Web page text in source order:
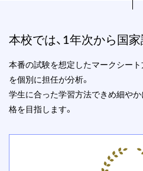
本校では、1年次から国
本番の試験を想定したマークシー
を個別に担任が分析。
学生に合った学習方法できめ細や
格を目指します。